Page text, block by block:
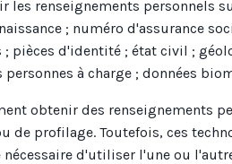
les renseignements personnels
; numéro d'assurance
pièces d'identité ; état civil ;
à charge ; données
obtenir des renseignements
de profilage. Toutefois, ces
nécessaire d'utiliser l'une ou